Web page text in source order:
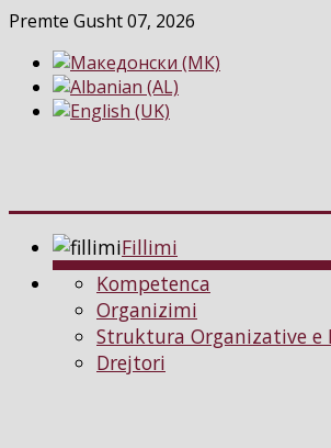
Premte Gusht 07, 2026
Fillimi
Kompetenca
Organizimi
Struktura Organizative e
Drejtori